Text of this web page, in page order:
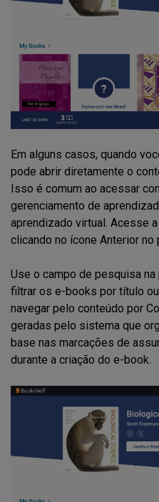
Em alguns casos, quando
pode abrir diretamente o
Isso é comum ao acessar
gerenciamento de
aprendizado virtual. Acesse
clicando no ícone Anterior no
Use o campo de pesquisa
filtrar os e-books por título
navegar pelo conteúdo por
geradas pelo sistema que
base nas marcações de
durante a criação do e-book.